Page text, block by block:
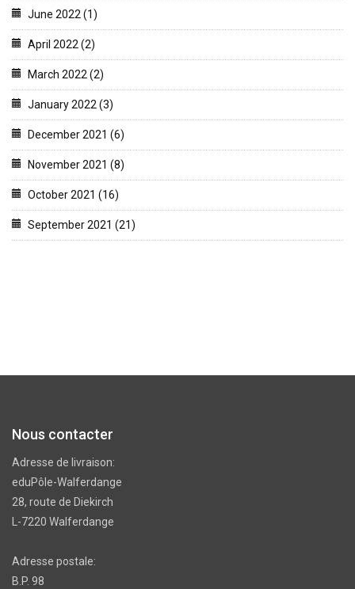
June 2022 (1)
April 2022 (2)
March 2022 (2)
January 2022 (3)
December 2021 (6)
November 2021 (8)
October 2021 (16)
September 2021 (21)
Nous contacter
Adresse de livraison:
eduPôle-Walferdange
28, route de Diekirch
L-7220 Walferdange
Adresse postale:
B.P. 98